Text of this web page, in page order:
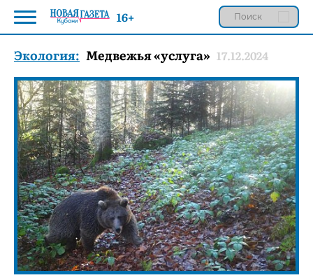
Экология: Медвежья «услуга» 17.12.2024
16+